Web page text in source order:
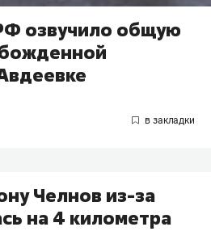
озвучило общую
Челнов из-за
на 4 километра